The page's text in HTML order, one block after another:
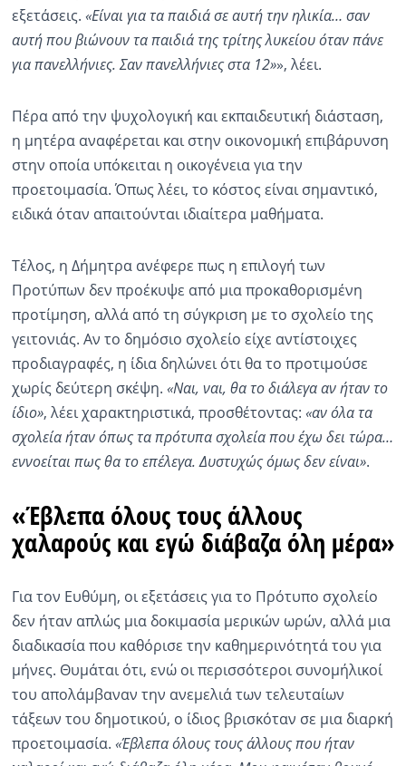
εξετάσεις. «Είναι για τα παιδιά σε αυτή την ηλικία… σαν
αυτή που βιώνουν τα παιδιά της τρίτης λυκείου όταν πάνε
για πανελλήνιες. Σαν πανελλήνιες στα 12»», λέει.
Πέρα από την ψυχολογική και εκπαιδευτική διάσταση,
η μητέρα αναφέρεται και στην οικονομική επιβάρυνση
στην οποία υπόκειται η οικογένεια για την
προετοιμασία. Όπως λέει, το κόστος είναι σημαντικό,
ειδικά όταν απαιτούνται ιδιαίτερα μαθήματα.
Τέλος, η Δήμητρα ανέφερε πως η επιλογή των
Προτύπων δεν προέκυψε από μια προκαθορισμένη
προτίμηση, αλλά από τη σύγκριση με το σχολείο της
γειτονιάς. Αν το δημόσιο σχολείο είχε αντίστοιχες
προδιαγραφές, η ίδια δηλώνει ότι θα το προτιμούσε
χωρίς δεύτερη σκέψη. «Ναι, ναι, θα το διάλεγα αν ήταν το
ίδιο», λέει χαρακτηριστικά, προσθέτοντας: «αν όλα τα
σχολεία ήταν όπως τα πρότυπα σχολεία που έχω δει τώρα…
εννοείται πως θα το επέλεγα. Δυστυχώς όμως δεν είναι».
«Έβλεπα όλους τους άλλους
χαλαρούς και εγώ διάβαζα όλη μέρα»
Για τον Ευθύμη, οι εξετάσεις για το Πρότυπο σχολείο
δεν ήταν απλώς μια δοκιμασία μερικών ωρών, αλλά μια
διαδικασία που καθόρισε την καθημερινότητά του για
μήνες. Θυμάται ότι, ενώ οι περισσότεροι συνομήλικοί
του απολάμβαναν την ανεμελιά των τελευταίων
τάξεων του δημοτικού, ο ίδιος βρισκόταν σε μια διαρκή
προετοιμασία. «Έβλεπα όλους τους άλλους που ήταν